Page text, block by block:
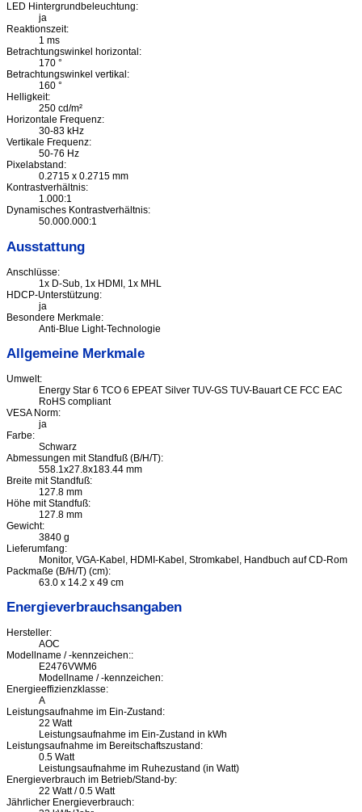
LED Hintergrundbeleuchtung:
ja
Reaktionszeit:
1 ms
Betrachtungswinkel horizontal:
170 °
Betrachtungswinkel vertikal:
160 °
Helligkeit:
250 cd/m²
Horizontale Frequenz:
30-83 kHz
Vertikale Frequenz:
50-76 Hz
Pixelabstand:
0.2715 x 0.2715 mm
Kontrastverhältnis:
1.000:1
Dynamisches Kontrastverhältnis:
50.000.000:1
Ausstattung
Anschlüsse:
1x D-Sub, 1x HDMI, 1x MHL
HDCP-Unterstützung:
ja
Besondere Merkmale:
Anti-Blue Light-Technologie
Allgemeine Merkmale
Umwelt:
Energy Star 6 TCO 6 EPEAT Silver TUV-GS TUV-Bauart CE FCC EAC
RoHS compliant
VESA Norm:
ja
Farbe:
Schwarz
Abmessungen mit Standfuß (B/H/T):
558.1x27.8x183.44 mm
Breite mit Standfuß:
127.8 mm
Höhe mit Standfuß:
127.8 mm
Gewicht:
3840 g
Lieferumfang:
Monitor, VGA-Kabel, HDMI-Kabel, Stromkabel, Handbuch auf CD-Rom
Packmaße (B/H/T) (cm):
63.0 x 14.2 x 49 cm
Energieverbrauchsangaben
Hersteller:
AOC
Modellname / -kennzeichen::
E2476VWM6
Modellname / -kennzeichen:
Energieeffizienzklasse:
A
Leistungsaufnahme im Ein-Zustand:
22 Watt
Leistungsaufnahme im Ein-Zustand in kWh
Leistungsaufnahme im Bereitschaftszustand:
0.5 Watt
Leistungsaufnahme im Ruhezustand (in Watt)
Energieverbrauch im Betrieb/Stand-by:
22 Watt / 0.5 Watt
Jährlicher Energieverbrauch: